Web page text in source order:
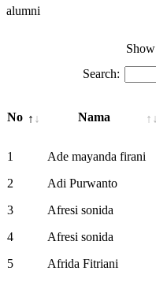
alumni
Show
Search:
No Nama
1 Ade mayanda firani
2
Adi Purwanto
3
Afresi sonida
4
Afresi sonida
5
Afrida Fitriani